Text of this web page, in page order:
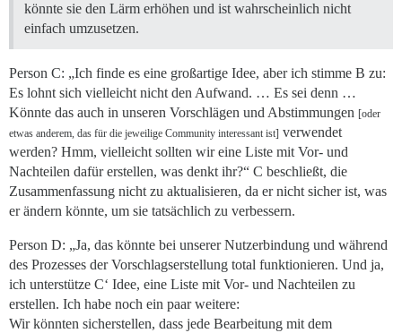
könnte sie den Lärm erhöhen und ist wahrscheinlich nicht
einfach umzusetzen.
Person C: „Ich finde es eine großartige Idee, aber ich stimme B zu:
Es lohnt sich vielleicht nicht den Aufwand. … Es sei denn …
Könnte das auch in unseren Vorschlägen und Abstimmungen [oder
etwas anderem, das für die jeweilige Community interessant ist] verwendet
werden? Hmm, vielleicht sollten wir eine Liste mit Vor- und
Nachteilen dafür erstellen, was denkt ihr?“ C beschließt, die
Zusammenfassung nicht zu aktualisieren, da er nicht sicher ist, was
er ändern könnte, um sie tatsächlich zu verbessern.
Person D: „Ja, das könnte bei unserer Nutzerbindung und während
des Prozesses der Vorschlagserstellung total funktionieren. Und ja,
ich unterstütze C‘ Idee, eine Liste mit Vor- und Nachteilen zu
erstellen. Ich habe noch ein paar weitere:
Wir könnten sicherstellen, dass jede Bearbeitung mit dem